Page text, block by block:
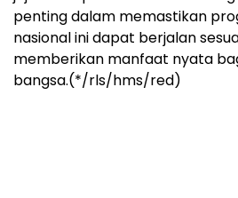
penting dalam memastikan
nasional ini dapat berjalan
memberikan manfaat nyata
bangsa.(*/rls/hms/red)